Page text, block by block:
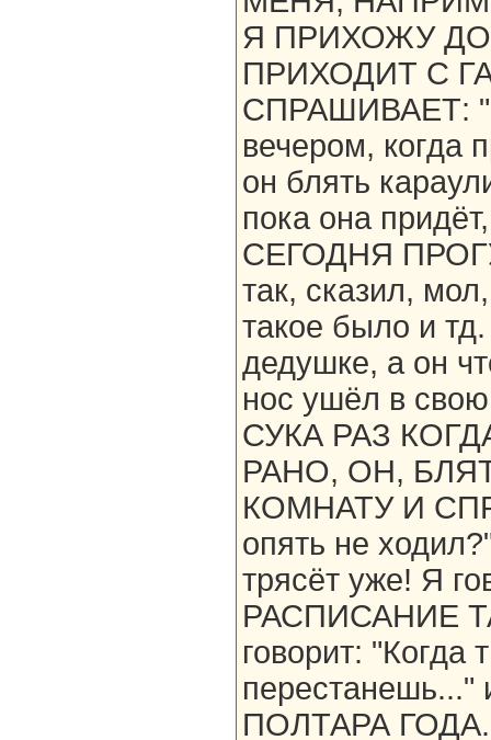
Я ПРИХОЖУ
ПРИХОДИТ С
СПРАШИВАЕТ:
вечером, когда
он блять
пока она
СЕГОДНЯ
так, сказил,
такое было и
дедушке, а он
нос ушёл в
СУКА РАЗ
РАНО, ОН,
КОМНАТУ И
опять не
трясёт уже! Я
РАСПИСАНИЕ
говорит: "Когда
ПОЛТАРА